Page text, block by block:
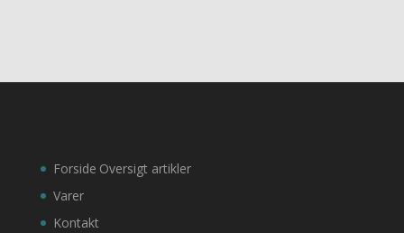
Forside
Varer
Kontakt
Oversigt artikler